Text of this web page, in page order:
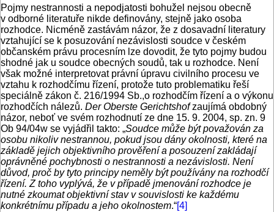
Pojmy nestrannosti a nepodjatosti bohužel nejsou obecně
v odborné literatuře nikde definovány, stejně jako osoba
rozhodce. Nicméně zastávám názor, že z dosavadní literatury
vztahující se k posuzování nezávislosti soudce v českém
občanském právu procesním lze dovodit, že tyto pojmy budou
shodné jak u soudce obecných soudů, tak u rozhodce. Není
však možné interpretovat právní úpravu civilního procesu ve
vztahu k rozhodčímu řízení, protože tuto problematiku řeší
speciálně zákon č. 216/1994 Sb.,o rozhodčím řízení a o výkonu
rozhodčích nálezů. Der Oberste Gerichtshofzaujímá obdobný
názor, neboť ve svém rozhodnutí ze dne 15. 9. 2004, sp. zn. 9
Ob 94/04w se vyjádřil takto: „Soudce může být považován za
osobu nikoliv nestrannou, pokud jsou dány okolnosti, které na
základě jejich objektivního prověření a posouzení zakládají
oprávněné pochybnosti o nestrannosti a nezávislosti. Není
důvod, proč by tyto principy neměly být používány na rozhodčí
řízení. Z toho vyplývá, že v případě jmenování rozhodce je
nutné zkoumat objektivní stav v souvislosti ke každému
konkrétnímu případu a jeho okolnostem.“[4]